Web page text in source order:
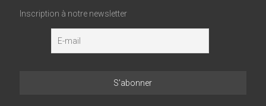
Inscription à notre newsletter